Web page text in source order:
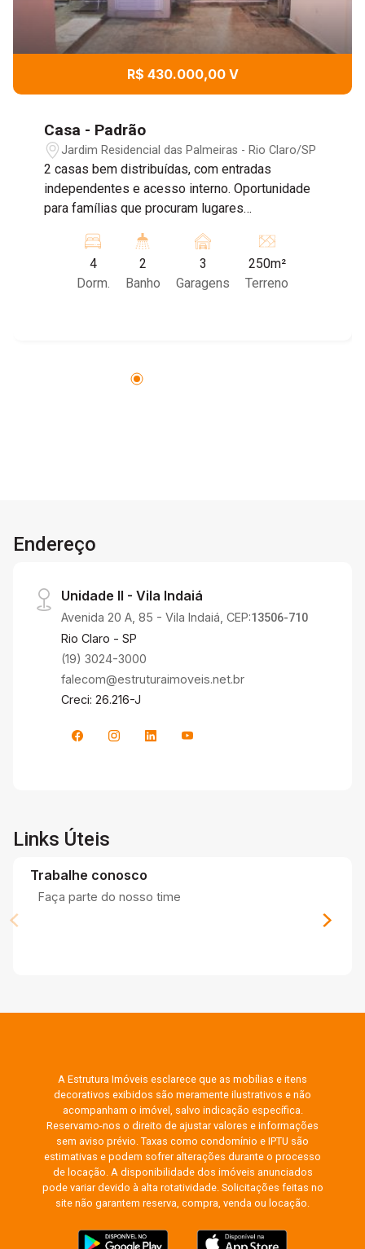
R$ 430.000,00 V
Casa - Padrão
Jardim Residencial das Palmeiras - Rio Claro/SP
2 casas bem distribuídas, com entradas
independentes e acesso interno. Oportunidade
para famílias que procuram lugares
duas casas em terreno de 250 m². Casa 1 - sala,
2 dormitórios 1 com ar condicionado, cozinha
grande, banheiro social, lavanderia, despensa,
garagem para 3 carros 2 vaga coberta. Agende
4
Dorm.
2
Banho
3
Garagens
250m²
Terreno
Endereço
Unidade II - Vila Indaiá
Avenida 20 A, 85 - Vila Indaiá, CEP:13506-710
Rio Claro - SP
(19) 3024-3000
falecom@estruturaimoveis.net.br
Creci: 26.216-J
Links Úteis
Trabalhe conosco
Faça parte do nosso time
A Estrutura Imóveis esclarece que as mobílias e itens
decorativos exibidos são meramente ilustrativos e não
acompanham o imóvel, salvo indicação específica.
Reservamo-nos o direito de ajustar valores e informações
sem aviso prévio. Taxas como condomínio e IPTU são
estimativas e podem sofrer alterações durante o processo
de locação. A disponibilidade dos imóveis anunciados
pode variar devido à alta rotatividade. Solicitações feitas no
site não garantem reserva, compra, venda ou locação.